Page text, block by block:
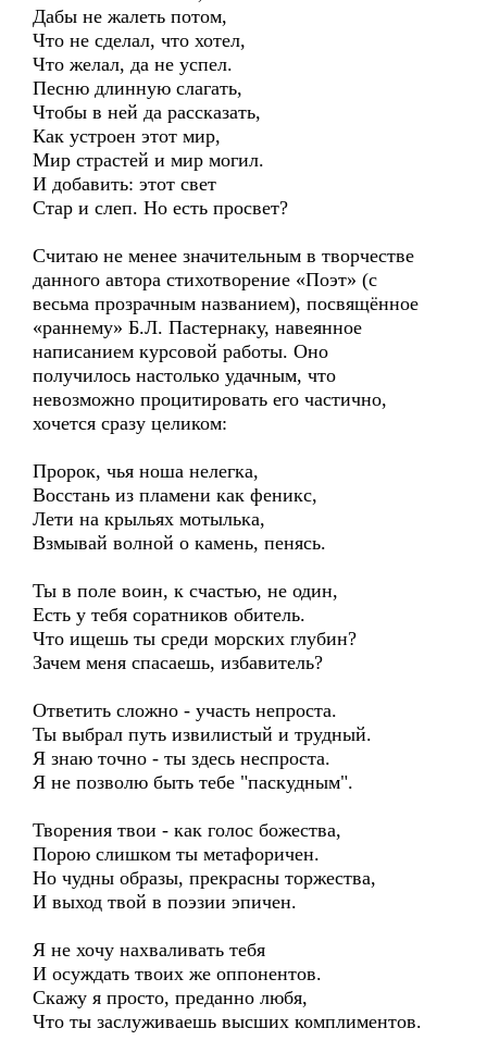
Дабы не жалеть потом,
Что не сделал, что хотел,
Что желал, да не успел.
Песню длинную слагать,
Чтобы в ней да рассказать,
Как устроен этот мир,
Мир страстей и мир могил.
И добавить: этот свет
Стар и слеп. Но есть просвет?
Считаю не менее значительным в творчестве
данного автора стихотворение «Поэт» (с
весьма прозрачным названием), посвящённое
«раннему» Б.Л. Пастернаку, навеянное
написанием курсовой работы. Оно
получилось настолько удачным, что
невозможно процитировать его частично,
хочется сразу целиком:
Пророк, чья ноша нелегка,
Восстань из пламени как феникс,
Лети на крыльях мотылька,
Взмывай волной о камень, пенясь.
Ты в поле воин, к счастью, не один,
Есть у тебя соратников обитель.
Что ищешь ты среди морских глубин?
Зачем меня спасаешь, избавитель?
Ответить сложно - участь непроста.
Ты выбрал путь извилистый и трудный.
Я знаю точно - ты здесь неспроста.
Я не позволю быть тебе "паскудным".
Творения твои - как голос божества,
Порою слишком ты метафоричен.
Но чудны образы, прекрасны торжества,
И выход твой в поэзии эпичен.
Я не хочу нахваливать тебя
И осуждать твоих же оппонентов.
Скажу я просто, преданно любя,
Что ты заслуживаешь высших комплиментов.